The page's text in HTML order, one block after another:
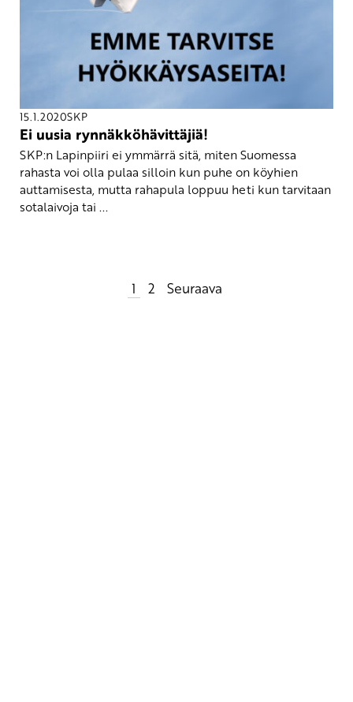
15.1.2020SKP
Ei uusia rynnäkköhävittäjiä!
SKP:n Lapinpiiri ei ymmärrä sitä, miten Suomessa
rahasta voi olla pulaa silloin kun puhe on köyhien
auttamisesta, mutta rahapula loppuu heti kun tarvitaan
sotalaivoja tai ...
1 2 Seuraava